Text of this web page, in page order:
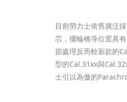
目前勞力士依舊廣泛
芯，擺輪橋等位置具
節處理反而較新款的
型的Cal.31xx與
士引以為傲的